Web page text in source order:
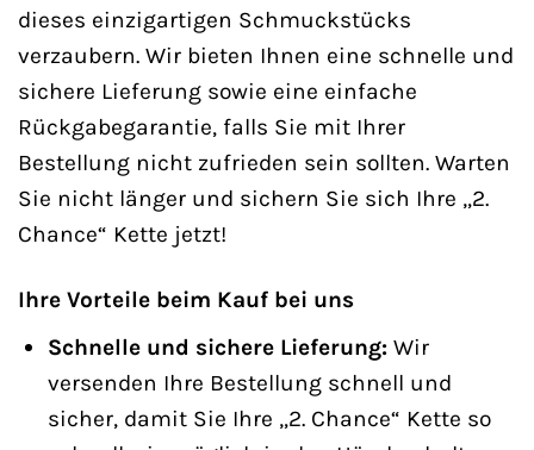
dieses einzigartigen Schmuckstücks
verzaubern. Wir bieten Ihnen eine schnelle und
sichere Lieferung sowie eine einfache
Rückgabegarantie, falls Sie mit Ihrer
Bestellung nicht zufrieden sein sollten. Warten
Sie nicht länger und sichern Sie sich Ihre „2.
Chance“ Kette jetzt!
Ihre Vorteile beim Kauf bei uns
Schnelle und sichere Lieferung:Wir
versenden Ihre Bestellung schnell und
sicher, damit Sie Ihre „2. Chance“ Kette so